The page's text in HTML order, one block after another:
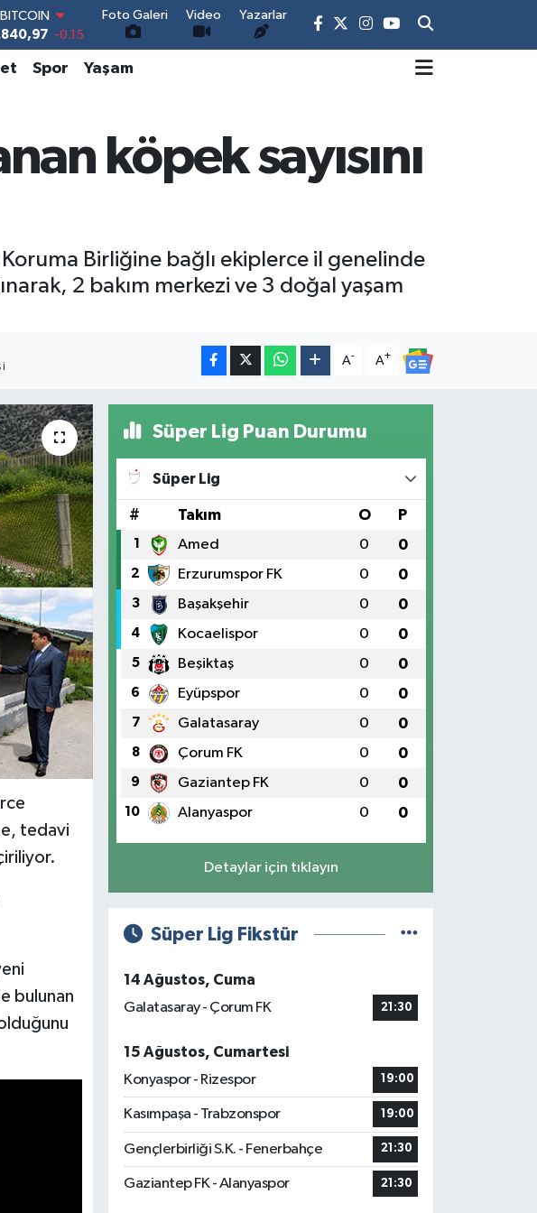
DOLAR
0.18
EURO
0.32
0
BİST100
Foto Galeri Video Yazarlar
Spor Yaşam
köpek sayısını
Birliğine bağlı ekiplerce il genelinde
2 bakım merkezi ve 3 doğal yaşam
A- A+
tedavi
bulunan
Süper Lig Puan Durumu
Süper Lig
# Takım O P
1 Amed 0 0
2 Erzurumspor FK 0 0
3 Başakşehir 0 0
4 Kocaelispor 0 0
5 Beşiktaş 0 0
6 Eyüpspor 0 0
7 Galatasaray 0 0
8 Çorum FK 0 0
9 Gaziantep FK 0 0
10 Alanyaspor 0 0
Detaylar için tıklayın
Süper Lig Fikstür
14 Ağustos, Cuma
Galatasaray - Çorum FK
21:30
15 Ağustos, Cumartesi
Konyaspor - Rizespor
19:00
Kasımpaşa - Trabzonspor 19:00
Gençlerbirliği S.K. - Fenerbahçe 21:30
Gaziantep FK - Alanyaspor 21:30